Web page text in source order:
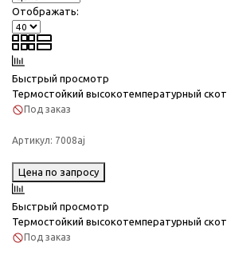
Отображать:
Быстрый просмотр
Термостойкий высокотемпературный
Под заказ
Артикул: 7008aj
Цена по запросу
Быстрый просмотр
Термостойкий высокотемпературный
Под заказ